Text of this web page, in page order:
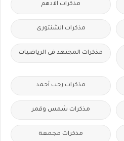
مذكرات الادهم
مذكرات الشنتورى
مذكرات المجتهد فى الرياضيات
مذكرات رجب أحمد
مذكرات شمس وقمر
مذكرات مجمعة